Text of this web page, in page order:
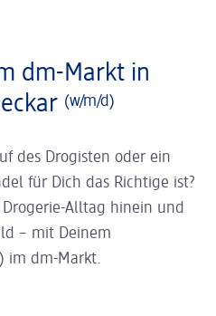
dm-Markt in
(w/m/d)
des Drogisten oder ein
für Dich das Richtige ist?
Alltag hinein und
– mit Deinem
im dm-Markt.